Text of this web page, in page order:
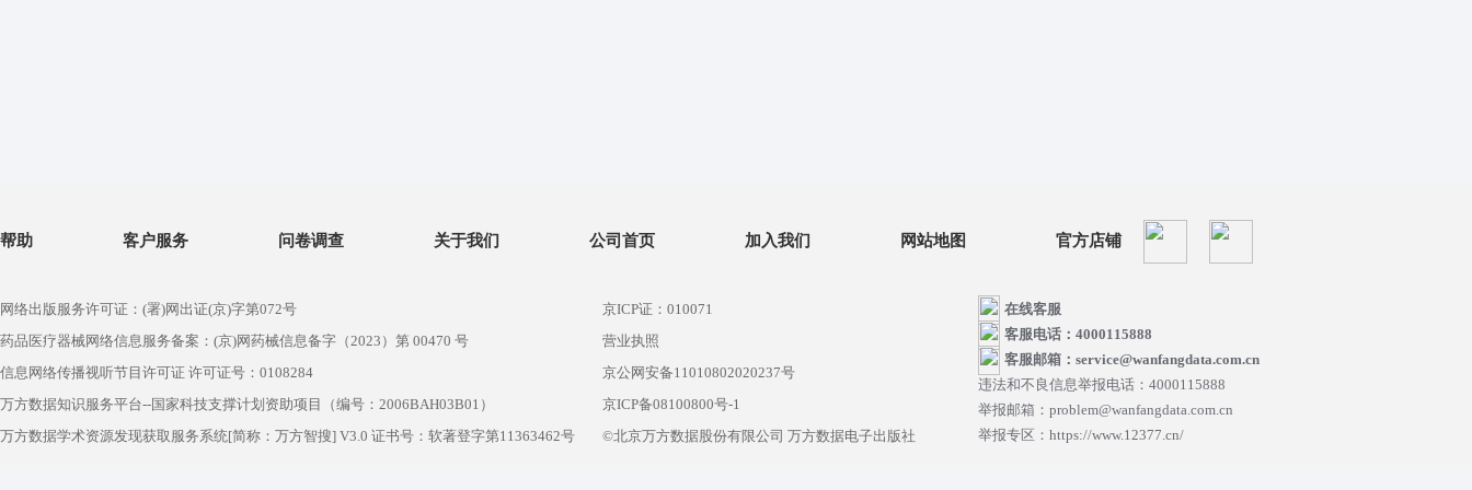
帮助 客户服务 问卷调查 关于我们 公司首页 加入我们 网站地图 官方店铺
网络出版服务许可证：(署)网出证(京)字第072号
药品医疗器械网络信息服务备案：(京)网药械信息备字（2023）第 00470 号
信息网络传播视听节目许可证 许可证号：0108284
万方数据知识服务平台--国家科技支撑计划资助项目（编号：2006BAH03B01）
万方数据学术资源发现获取服务系统[简称：万方智搜] V3.0 证书号：软著登字第11363462号
京ICP证：010071
营业执照
京公网安备11010802020237号
京ICP备08100800号-1
©北京万方数据股份有限公司 万方数据电子出版社
在线客服
客服电话：4000115888
客服邮箱：service@wanfangdata.com.cn
违法和不良信息举报电话：4000115888
举报邮箱：problem@wanfangdata.com.cn
举报专区：https://www.12377.cn/